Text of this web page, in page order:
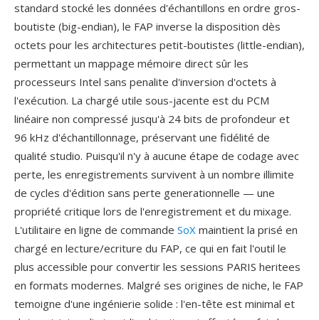
standard stocké les données d'échantillons en ordre gros-
boutiste (big-endian), le FAP inverse la disposition dès
octets pour les architectures petit-boutistes (little-endian),
permettant un mappage mémoire direct sûr les
processeurs Intel sans penalite d'inversion d'octets à
l'exécution. La chargé utile sous-jacente est du PCM
linéaire non compressé jusqu'à 24 bits de profondeur et
96 kHz d'échantillonnage, préservant une fidélité de
qualité studio. Puisqu'il n'y à aucune étape de codage avec
perte, les enregistrements survivent à un nombre illimite
de cycles d'édition sans perte generationnelle — une
propriété critique lors de l'enregistrement et du mixage.
L'utilitaire en ligne de commande SoX maintient la prisé en
chargé en lecture/ecriture du FAP, ce qui en fait l'outil le
plus accessible pour convertir les sessions PARIS heritees
en formats modernes. Malgré ses origines de niche, le FAP
temoigne d'une ingénierie solide : l'en-tête est minimal et